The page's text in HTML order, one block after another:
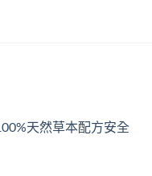
天然草本配方安全